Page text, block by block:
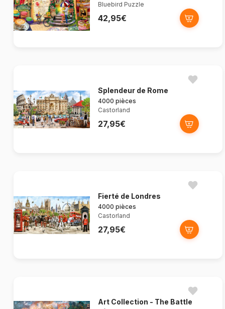
Bluebird Puzzle
42,95€
Splendeur de Rome
4000 pièces
Castorland
27,95€
Fierté de Londres
4000 pièces
Castorland
27,95€
Art Collection - The Battle